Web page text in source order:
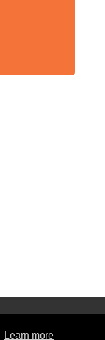
Learn more